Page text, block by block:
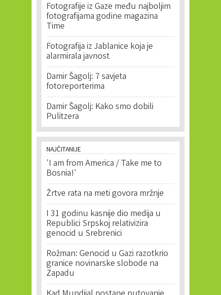
Fotografije iz Gaze među najboljim
fotografijama godine magazina
Time
Fotografija iz Jablanice koja je
alarmirala javnost
Damir Šagolj: 7 savjeta
fotoreporterima
Damir Šagolj: Kako smo dobili
Pulitzera
NAJČITANIJE
'I am from America / Take me to
Bosnia!'
Žrtve rata na meti govora mržnje
I 31 godinu kasnije dio medija u
Republici Srpskoj relativizira
genocid u Srebrenici
Rožman: Genocid u Gazi razotkrio
granice novinarske slobode na
Zapadu